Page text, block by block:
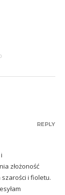
złożoność
i fioletu.
REPLY